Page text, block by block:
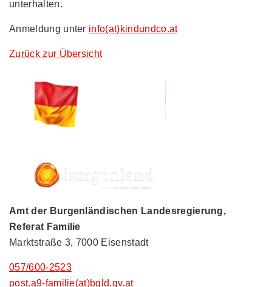
unterhalten.
Anmeldung unter info(at)kindundco.at
Zurück zur Übersicht
Amt der Burgenländischen Landesregierung,
Referat Familie
Marktstraße 3, 7000 Eisenstadt
057/600-2523
post.a9-familie(at)bgld.gv.at